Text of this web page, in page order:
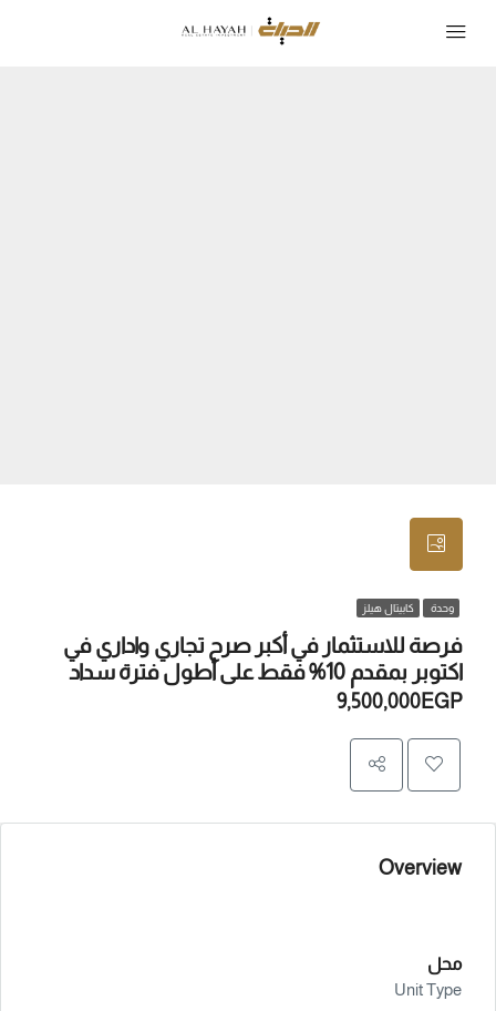
وحدة كابيتال هيلز
فرصة للاستثمار في أكبر صرح تجاري واداري في
اكتوبر بمقدم 10% فقط على أطول فترة سداد
9,500,000EGP
Overview
محل
Unit Type